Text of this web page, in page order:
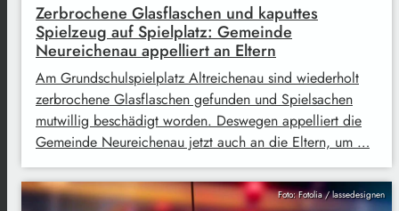
Zerbrochene Glasflaschen und kaputtes
Spielzeug auf Spielplatz: Gemeinde
Neureichenau appelliert an Eltern
Am Grundschulspielplatz Altreichenau sind wiederholt
zerbrochene Glasflaschen gefunden und Spielsachen
mutwillig beschädigt worden. Deswegen appelliert die
Gemeinde Neureichenau jetzt auch an die Eltern, um …
Foto: Fotolia / lassedesignen